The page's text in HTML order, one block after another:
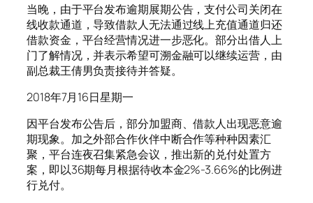
当晚，由于平台发布逾期展期公告，支付公司关闭在
线收款通道，导致借款人无法通过线上充值通道归还
借款资金，平台经营情况进一步恶化。部分出借人上
门了解情况，并表示希望可溯金融可以继续运营，由
副总裁王倩男负责接待并答疑。
2018年7月16日星期一
因平台发布公告后，部分加盟商、借款人出现恶意逾
期现象。加之外部合作伙伴中断合作等种种因素汇
聚，平台连夜召集紧急会议，推出新的兑付处置方
案，即以36期每月根据待收本金2%-3.66%的比例进
行兑付。